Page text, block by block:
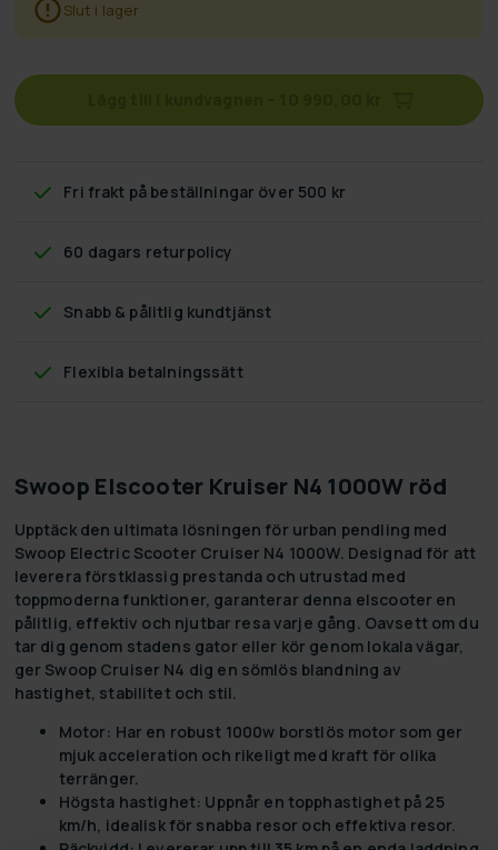
Slut i lager
Fri frakt på beställningar över 500 kr
60 dagars returpolicy
Snabb & pålitlig kundtjänst
Flexibla betalningssätt
Swoop Elscooter Kruiser N4 1000W röd
Upptäck den ultimata lösningen för urban pendling med
Swoop Electric Scooter Cruiser N4 1000W. Designad för att
leverera förstklassig prestanda och utrustad med
toppmoderna funktioner, garanterar denna elscooter en
pålitlig, effektiv och njutbar resa varje gång. Oavsett om du
tar dig genom stadens gator eller kör genom lokala vägar,
ger Swoop Cruiser N4 dig en sömlös blandning av
hastighet, stabilitet och stil.
Motor: Har en robust 1000w borstlös motor som ger
mjuk acceleration och rikeligt med kraft för olika
terränger.
Högsta hastighet: Uppnår en topphastighet på 25
km/h, idealisk för snabba resor och effektiva resor.